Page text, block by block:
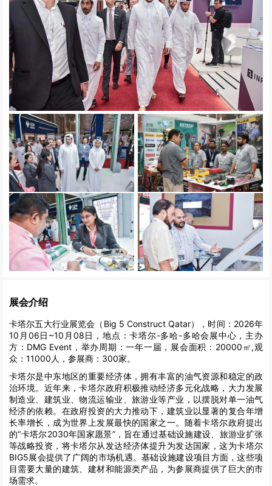
展会介绍
卡塔尔五大行业展览会（Big 5 Construct Qatar），时间：2026年
10月06日~10月08日，地点：卡塔尔-多哈-多哈会展中心，主办
方：DMG Event，举办周期：一年一届，展会面积：20000㎡,观
众：11000人，参展商：300家。
卡塔尔是中东地区的重要经济体，拥有丰富的油气资源和稳定的政
治环境。近年来，卡塔尔政府积极推动经济多元化战略，大力发展
制造业、建筑业、物流运输业、旅游业等产业，以摆脱对单一油气
经济的依赖。在政府投资的大力推动下，建筑业以显著的复合年增
长率增长，成为世界上发展最快的国家之一。随着卡塔尔政府提出
的“卡塔尔2030年国家愿景”，旨在通过基础设施建设、旅游业扩张
等战略投资，将卡塔尔从发达经济体提升为发达国家，这为卡塔尔
BIG5展会提供了广阔的市场机遇。基础设施建设项目方面，这些项
目需要大量的建筑、建材和能源类产品，为参展商提供了巨大的市
场需求。